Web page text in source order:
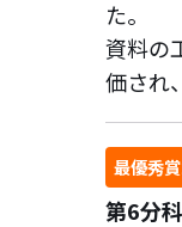
た。
資料の
価され
最優秀
第6分